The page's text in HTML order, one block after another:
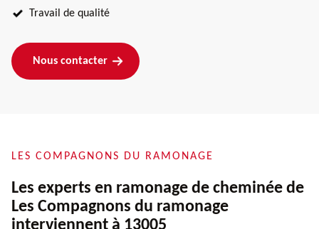
Travail de qualité
Nous contacter
LES COMPAGNONS DU RAMONAGE
Les experts en ramonage de cheminée de
Les Compagnons du ramonage
interviennent à 13005